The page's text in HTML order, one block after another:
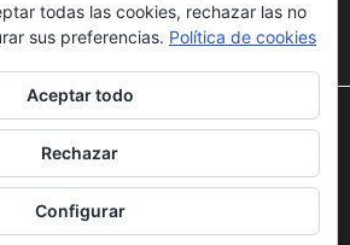
News.Noticias aerospacial
aviación comercial
ofrecerte la mejor experiencia en
sobre qué cookies utilizamos o
.
todas las cookies, rechazar las no
sus preferencias. Política de cookies
Aceptar todo
Rechazar
Configurar